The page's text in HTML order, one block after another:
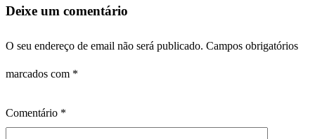
Deixe um comentário
O seu endereço de email não será publicado. Campos obrigatórios
marcados com *
Comentário *